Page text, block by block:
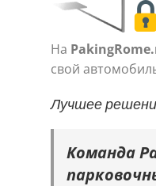
На
свой
Лучшее
Команда